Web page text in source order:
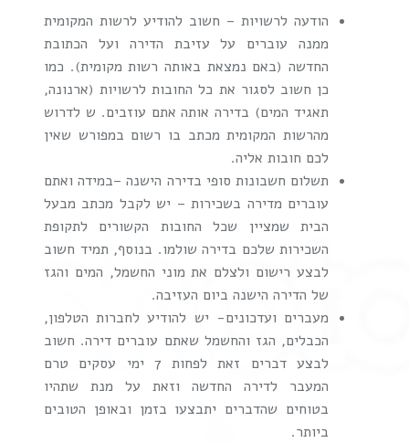
הודעה לרשויות – חשוב להודיע לרשות המקומית
ממנה עוברים על עזיבת הדירה ועל הכתובת
החדשה (באם נמצאת באותה רשות מקומית). כמו
כן חשוב לסגור את כל החובות לרשויות (ארנונה,
תאגיד המים) בדירה אותה אתם עוזבים. ש לדרוש
מהרשות המקומית מכתב בו רשום במפורש שאין
לכם חובות אליה.
תשלום חשבונות סופי בדירה הישנה –במידה ואתם
עוברים מדירה בשכירות – יש לקבל מכתב מבעל
הבית שמציין שכל החובות הקשורים לתקופת
השכירות שלכם בדירה שולמו. בנוסף, תמיד חשוב
לבצע רישום ולצלם את מוני החשמל, המים והגז
של הדירה הישנה ביום העזיבה.
מעברים ועדכונים- יש להודיע לחברות הטלפון,
הכבלים, הגז והחשמל שאתם עוברים דירה. חשוב
לבצע דברים זאת לפחות 7 ימי עסקים טרם
המעבר לדירה החדשה וזאת על מנת שתהיו
בטוחים שהדברים יתבצעו בזמן ובאופן הטובים
ביותר.